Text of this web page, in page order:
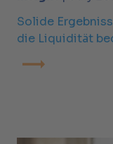
Solide
die Liquidität